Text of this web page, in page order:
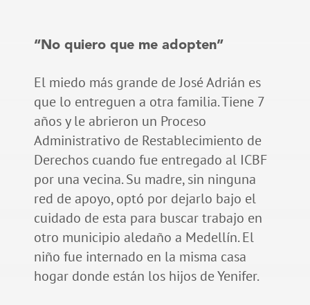
“No quiero que me adopten”
El miedo más grande de José Adrián es
que lo entreguen a otra familia. Tiene 7
años y le abrieron un Proceso
Administrativo de Restablecimiento de
Derechos cuando fue entregado al ICBF
por una vecina. Su madre, sin ninguna
red de apoyo, optó por dejarlo bajo el
cuidado de esta para buscar trabajo en
otro municipio aledaño a Medellín. El
niño fue internado en la misma casa
hogar donde están los hijos de Yenifer.